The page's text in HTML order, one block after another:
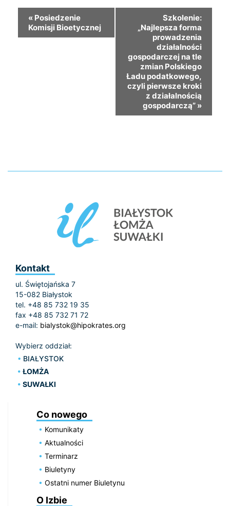
« Posiedzenie
Komisji Bioetycznej
Szkolenie:
„Najlepsza forma
prowadzenia
działalności
gospodarczej na tle
zmian Polskiego
Ładu podatkowego,
czyli pierwsze kroki
z działalnością
gospodarczą” »
Kontakt
ul. Świętojańska 7
15-082 Białystok
tel. +48 85 732 19 35
fax +48 85 732 71 72
e-mail: bialystok@hipokrates.org
Wybierz oddział:
BIAŁYSTOK
ŁOMŻA
SUWAŁKI
Co nowego
Komunikaty
Aktualności
Terminarz
Biuletyny
Ostatni numer Biuletynu
O Izbie